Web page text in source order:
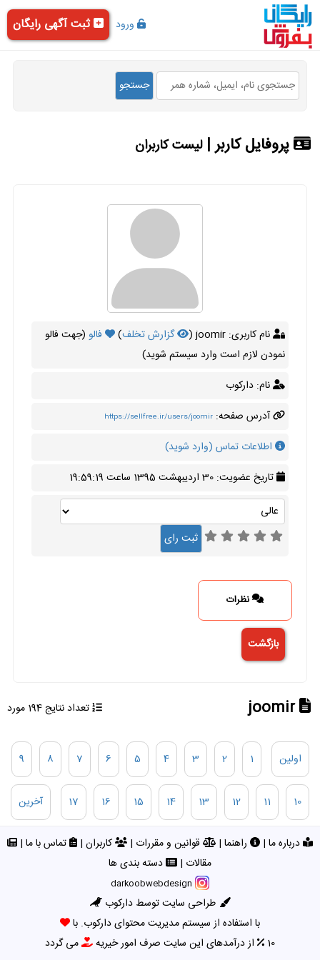
ورود ثبت آگهی رایگان
پروفایل کاربر |لیست کاربران
نام کاربری: joomir ( گزارش تخلف) فالو (جهت فالو
نمودن لازم است وارد سیستم شوید)
نام: دارکوب
آدرس صفحه:https://sellfree.ir/users/joomir
اطلاعات تماس (وارد شوید)
تاریخ عضویت: 30 اردیبهشت 1395 ساعت 19:59:19
نظرات
joomir تعداد نتایج 194 مورد
اولین 1
2
3
4
5
6
7
8
9
10
11
12
13
14
15
16
17 آخرین
درباره ما | راهنما | قوانین و مقررات | کاربران | تماس با ما|
مقالات | دسته بندی ها
darkoobwebdesign
طراحی سایت توسط دارکوب
با استفاده از سیستم مدیریت محتوای دارکوب. با
10
از درآمدهای این سایت صرف امور خیریه می گردد